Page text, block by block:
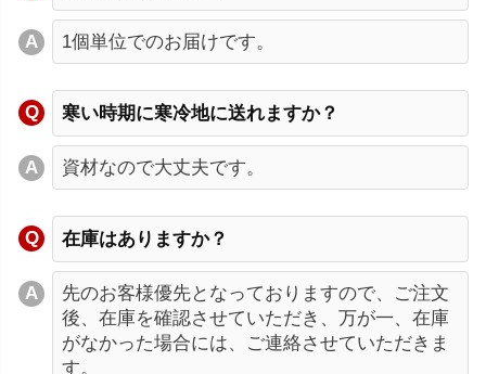
1個単位でのお届けです。
寒い時期に寒冷地に送れますか？
資材なので大丈夫です。
在庫はありますか？
先のお客様優先となっておりますので、ご注文
後、在庫を確認させていただき、万が一、在庫
がなかった場合には、ご連絡させていただきま
す。